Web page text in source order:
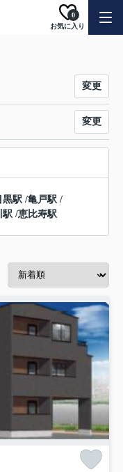
お気に入り
0
変更
変更
黒駅 /亀戸駅 /
駅 /恵比寿駅